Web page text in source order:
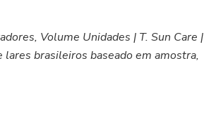
Volume Unidades | T. Sun Care |
brasileiros baseado em amostra,